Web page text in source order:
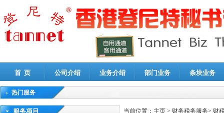
首 页 公司介绍 业务介绍 部门业务 条块业务
热门服务
高新技术企业认定审计|企业所得税汇算清缴申报鉴证
服务项目 当前位置： 主页 > 财务税务服务> 财